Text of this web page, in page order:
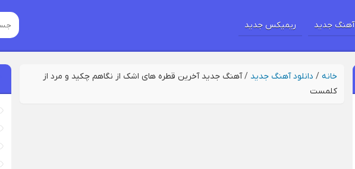
آهنگ جدید ریمیکس جدید
خانه / دانلود آهنگ جدید /آهنگ جدید آخرین قطره های اشک از نگاهم چکید و مرد از
کلمست